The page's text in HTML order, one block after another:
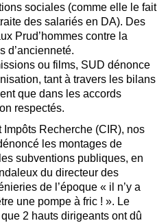
sociales (comme elle le fait
des salariés en DA). Des
Prud’hommes contre la
d’ancienneté.
ou films, SUD dénonce
tant à travers les bilans
que dans les accords
respectés.
Recherche (CIR), nos
les montages de
subventions publiques, en
du directeur des
de l’époque « il n’y a
une pompe à fric ! ». Le
2 hauts dirigeants ont dû